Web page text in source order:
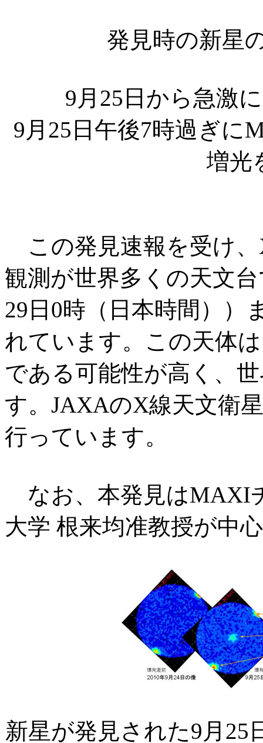
発見時の新星
9月25日から急激
9月25日午後7時過ぎに
増光
この発見速報を受け
観測が世界多くの天文
29日0時（日本時間））
れています。この天体
である可能性が高く、
す。JAXAのX線天文衛
行っています。
なお、本発見はMAXI
大学 根来均准教授が中
新星が発見された9月25